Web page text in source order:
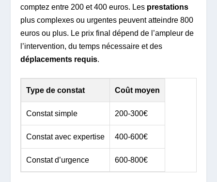
comptez entre 200 et 400 euros. Les prestations
plus complexes ou urgentes peuvent atteindre 800
euros ou plus. Le prix final dépend de l’ampleur de
l’intervention, du temps nécessaire et des
déplacements requis.
Type de constat Coût moyen
Constat simple 200-300€
Constat avec expertise 400-600€
Constat d’urgence 600-800€